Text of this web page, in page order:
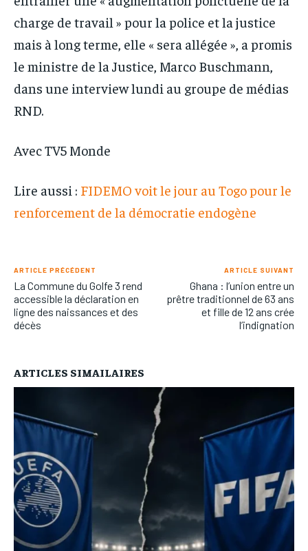
charge de travail » pour la police et la justice
mais à long terme, elle « sera allégée », a promis
le ministre de la Justice, Marco Buschmann,
dans une interview lundi au groupe de médias
RND.
Avec TV5 Monde
Lire aussi : FIDEMO voit le jour au Togo pour le
renforcement de la démocratie endogène
ARTICLE PRÉCÉDENT
La Commune du Golfe 3 rend
accessible la déclaration en
ligne des naissances et des
décès
ARTICLE SUIVANT
Ghana : l’union entre un
prêtre traditionnel de 63 ans
et fille de 12 ans crée
l’indignation
ARTICLES SIMAILAIRES